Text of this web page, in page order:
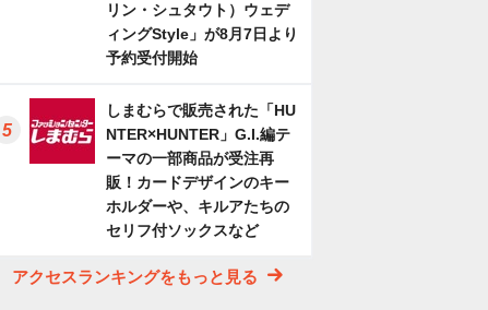
リン・シュタウト）ウェデ
ィングStyle」が8月7日より
予約受付開始
しまむらで販売された「HU
NTER×HUNTER」G.I.編テ
ーマの一部商品が受注再
販！カードデザインのキー
ホルダーや、キルアたちの
セリフ付ソックスなど
アクセスランキングをもっと見る